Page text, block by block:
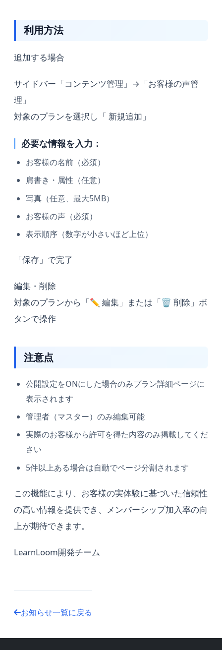
利用方法
追加する場合
サイドバー「コンテンツ管理」→「お客様の声管
理」
対象のプランを選択し「 新規追加」
必要な情報を入力：
お客様の名前（必須）
肩書き・属性（任意）
写真（任意、最大5MB）
お客様の声（必須）
表示順序（数字が小さいほど上位）
「保存」で完了
編集・削除
対象のプランから「✏️ 編集」または「🗑️ 削除」ボ
タンで操作
注意点
公開設定をONにした場合のみプラン詳細ページに
表示されます
管理者（マスター）のみ編集可能
実際のお客様から許可を得た内容のみ掲載してくだ
さい
5件以上ある場合は自動でページ分割されます
この機能により、お客様の実体験に基づいた信頼性
の高い情報を提供でき、メンバーシップ加入率の向
上が期待できます。
LearnLoom開発チーム
お知らせ一覧に戻る